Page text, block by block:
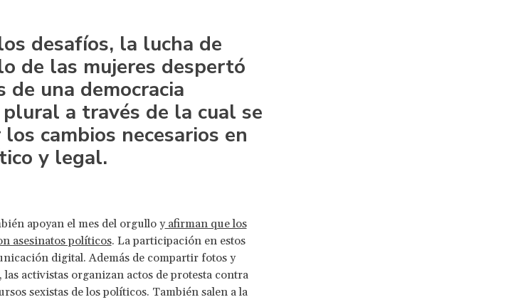
desafíos, la lucha de
de las mujeres despertó
de una democracia
a través de la cual se
cambios necesarios en
y legal.
apoyan el mes del orgullo yafirman que los
asesinatos políticos. La participación en estos
digital. Además de compartir fotos y
activistas organizan actos de protesta contra
sexistas de los políticos. También salen a la